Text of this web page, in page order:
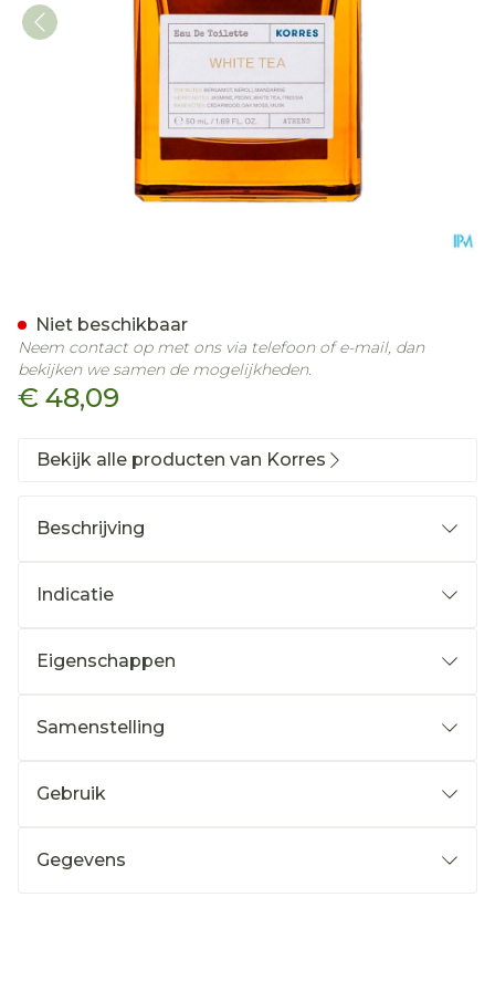
€ 48,09
Niet beschikbaar
Neem contact op met ons via telefoon of e-mail, dan
bekijken we samen de mogelijkheden.
Bekijk alle producten van Korres
Beschrijving
Indicatie
Eigenschappen
Samenstelling
Gebruik
Gegevens